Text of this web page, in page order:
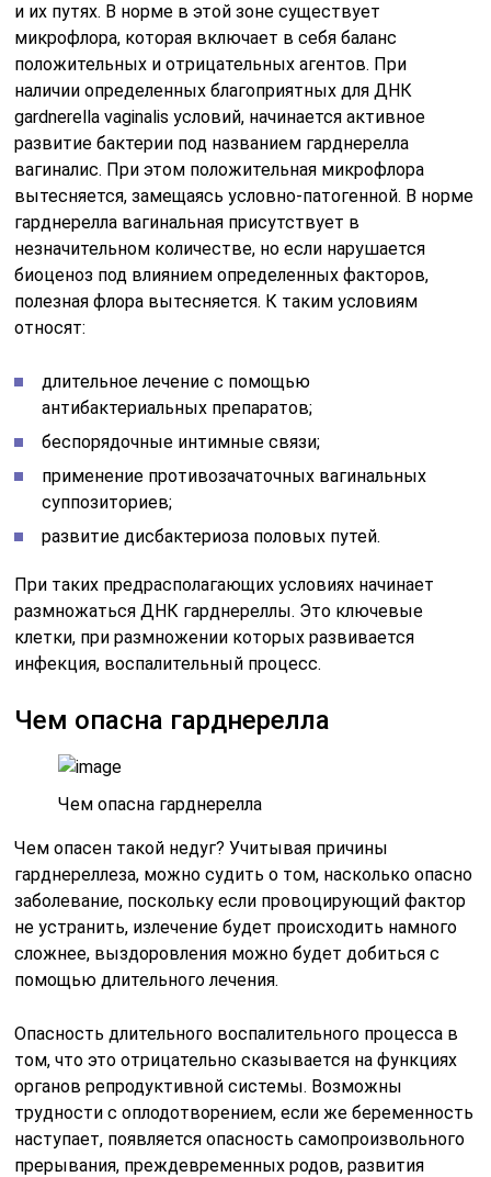
и их путях. В норме в этой зоне существует
микрофлора, которая включает в себябаланс
положительных и отрицательных агентов. При
наличии определенных благоприятных для ДНК
gardnerella vaginalis условий, начинается активное
развитие бактерии под названием гарднерелла
вагиналис. При этом положительная микрофлора
вытесняется, замещаясь условно-патогенной. В норме
гарднерелла вагинальная присутствует в
незначительном количестве, но если нарушается
биоценоз под влиянием определенных факторов,
полезная флора вытесняется. К таким условиям
относят:
длительное лечение с помощью
антибактериальных препаратов;
беспорядочные интимные связи;
применение противозачаточных вагинальных
суппозиториев;
развитие дисбактериоза половых путей.
При таких предрасполагающих условиях начинает
размножаться ДНК гарднереллы. Это ключевые
клетки, при размножении которых развивается
инфекция, воспалительный процесс.
Чем опасна гарднерелла
Чем опасна гарднерелла
Чем опасен такой недуг? Учитывая причины
гарднереллеза, можно судить о том, насколько опасно
заболевание, поскольку если провоцирующий фактор
не устранить, излечение будет происходить намного
сложнее, выздоровления можно будет добиться с
помощью длительного лечения.
Опасность длительного воспалительного процесса в
том, что это отрицательно сказывается на функциях
органов репродуктивной системы. Возможны
трудности с оплодотворением, если же беременность
наступает, появляется опасность самопроизвольного
прерывания, преждевременных родов, развития